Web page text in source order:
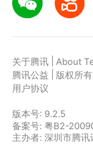
关于腾讯 About
腾讯公益
版权所有
用户协议
版本号: 9.2.5
备案号: 粤B2-
主办者: 深圳市腾讯